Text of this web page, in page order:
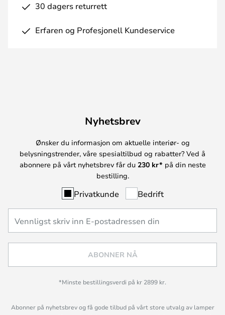
30 dagers returrett
Erfaren og Profesjonell Kundeservice
Nyhetsbrev
Ønsker du informasjon om aktuelle interiør- og
belysningstrender, våre spesialtilbud og rabatter? Ved å
abonnere på vårt nyhetsbrev får du 230 kr* på din neste
bestilling.
Privatkunde Bedrift
ABONNER NÅ
*Minste bestillingsverdi på kr 2899 kr.
Abonner på nyhetsbrev og få gode tilbud på vårt store utvalg av lamper